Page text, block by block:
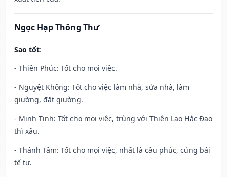
Ngọc Hạp Thông Thư
Sao tốt:
- Thiên Phúc: Tốt cho mọi việc.
- Nguyệt Không: Tốt cho việc làm nhà, sửa nhà, làm
giường, đặt giường.
- Minh Tinh: Tốt cho mọi việc, trùng với Thiên Lao Hắc Đạo
thì xấu.
- Thánh Tâm: Tốt cho mọi việc, nhất là cầu phúc, cúng bái
tế tự.